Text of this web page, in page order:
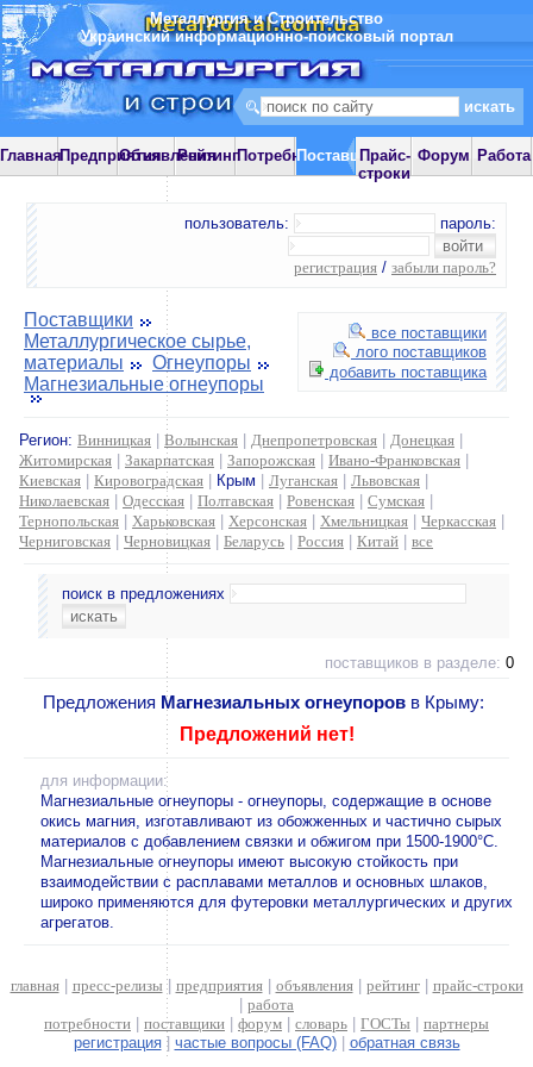
Металлургия и Строительство
Украинский информационно-поисковый портал
ГлавнаяПредприятияОбъявления
РейтингПотребностиПоставщики
Прайс-
строки
Форум Работа
пользователь: пароль:
регистрация / забыли пароль?
все поставщики
лого поставщиков
добавить поставщика
Поставщики
Металлургическое сырье,
материалы
Огнеупоры
Магнезиальные огнеупоры
Регион: Винницкая Волынская Днепропетровская Донецкая
Житомирская
Закарпатская Запорожская Ивано-Франковская
Киевская
Кировоградская Крым Луганская Львовская
Николаевская
Одесская Полтавская Ровенская Сумская
Тернопольская
Харьковская Херсонская Хмельницкая Черкасская
Черниговская
Черновицкая Беларусь Россия Китай все
поиск в предложениях
поставщиков в разделе: 0
Предложения Магнезиальных огнеупоров в Крыму:
Предложений нет!
для информации:
Магнезиальные огнеупоры - огнеупоры, содержащие в основе
окись магния, изготавливают из обожженных и частично сырых
материалов с добавлением связки и обжигом при 1500-1900°С.
Магнезиальные огнеупоры имеют высокую стойкость при
взаимодействии с расплавами металлов и основных шлаков,
широко применяются для футеровки металлургических и других
агрегатов.
главная| пресс-релизы | предприятия| объявления| рейтинг| прайс-строки
работа
потребности
поставщики форум словарь ГОСТы
партнеры
регистрация| частые вопросы (FAQ)| обратная связь